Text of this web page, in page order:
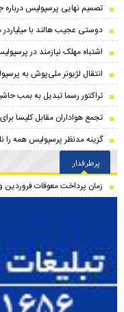
تصمیم نهایی پرسپولیس
دوستی عجیب هالند با
اشتباه مهلک نیازمند در
انتقال لژیونر ملی‌پوش به
تراکتور رسما تبدیل به بمب
تجمع هواداران مقابل کلیسا
گزینه مدنظر پرسپولیس همه را
پرطرفدار
زمان پرداخت معوقات فروردین